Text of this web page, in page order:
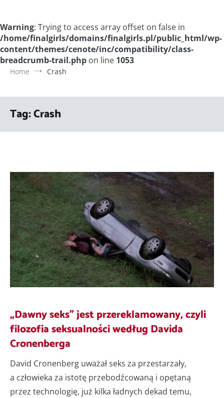
Warning: Trying to access array offset on false in
/home/finalgirls/domains/finalgirls.pl/public_html/wp-
content/themes/cenote/inc/compatibility/class-
breadcrumb-trail.php on line 1053
Home Crash
Tag:Crash
„Dawny seks” jest przereklamowany, czyli
filozofia seksualności według Davida
Cronenberga
David Cronenberg uważał seks za przestarzały,
a człowieka za istotę przebodźcowaną i opętaną
przez technologię, już kilka ładnych dekad temu,